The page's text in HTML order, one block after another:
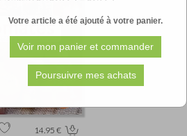
Votre article a été ajouté à votre panier.
14.95 €